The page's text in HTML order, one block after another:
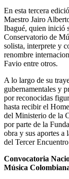
En esta tercera
Maestro Jairo
Ibagué, quien inició
Conservatorio de
solista, interprete y
renombre
Favio entre otros.
A lo largo de su
gubernamentales y
por reconocidas
hasta recibir el
del Ministerio de la
por parte de la
obra y sus aportes
del Tercer
Convocatoria
Música